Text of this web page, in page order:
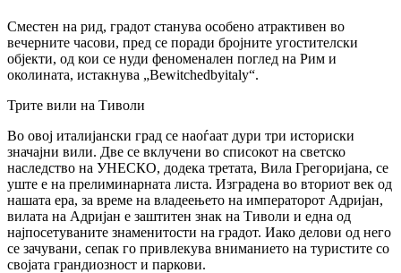
Сместен на рид, градот станува особено атрактивен во
вечерните часови, пред се поради бројните угостителски
објекти, од кои се нуди феноменален поглед на Рим и
околината, истакнува „Bewitchedbyitaly“.
Трите вили на Тиволи
Во овој италијански град се наоѓаат дури три историски
значајни вили. Две се вклучени во списокот на светско
наследство на УНЕСКО, додека третата, Вила Грегоријана, се
уште е на прелиминарната листа. Изградена во вториот век од
нашата ера, за време на владеењето на императорот Адријан,
вилата на Адријан е заштитен знак на Тиволи и една од
најпосетуваните знаменитости на градот. Иако делови од него
се зачувани, сепак го привлекува вниманието на туристите со
својата грандиозност и паркови.